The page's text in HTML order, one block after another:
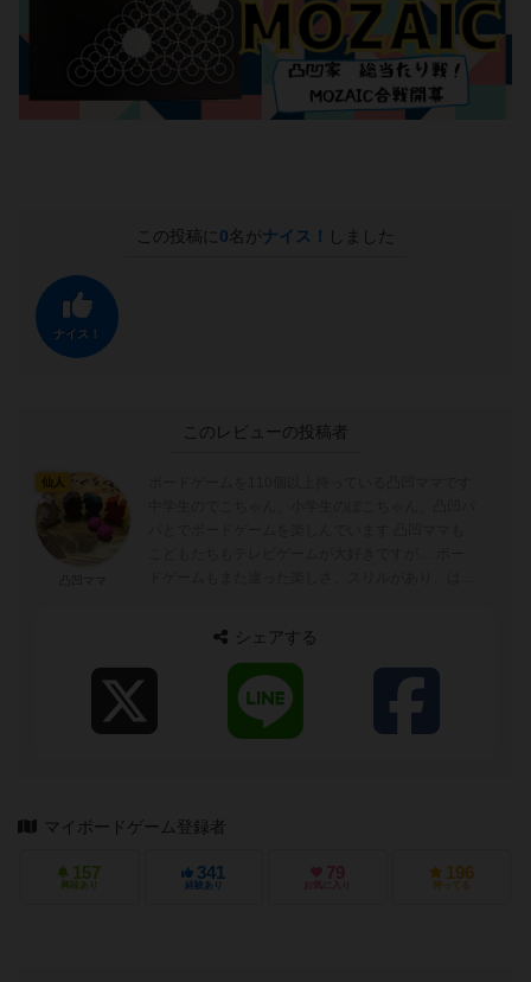
この投稿に 0名がナイス！ しました
ナイス！
このレビューの投稿者
仙人
シェアする
マイボードゲーム登録者
157
興味あり
341
経験あり
79
お気に入り
196
持ってる